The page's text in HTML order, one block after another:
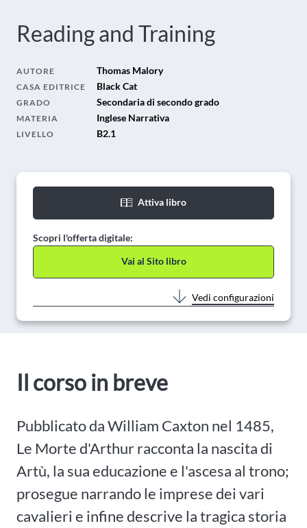
Reading and Training
AUTORE Thomas Malory
CASA EDITRICE Black Cat
GRADO Secondaria di secondo grado
MATERIA Inglese Narrativa
LIVELLO B2.1
Attiva libro
Scopri l'offerta digitale:
Vai al Sito libro
Vedi configurazioni
Il corso in breve
Pubblicato da William Caxton nel 1485,
Le Morte d'Arthur racconta la nascita di
Artù, la sua educazione e l'ascesa al trono;
prosegue narrando le imprese dei vari
cavalieri e infine descrive la tragica storia